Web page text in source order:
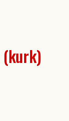
(kurk)